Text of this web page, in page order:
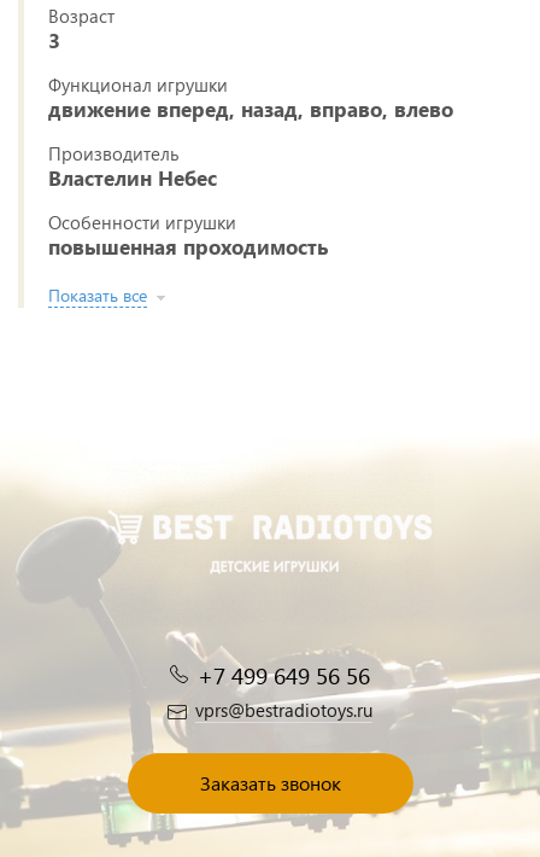
Возраст
3
Функционал игрушки
движение вперед, назад, вправо, влево
Производитель
Властелин Небес
Особенности игрушки
повышенная проходимость
Показать все
+7 499 649 56 56
vprs@bestradiotoys.ru
Заказать звонок